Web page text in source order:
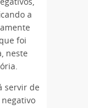
a
foi
neste
servir de